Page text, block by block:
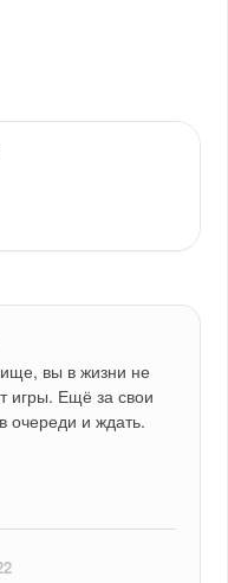
вы в жизни не
игры. Ещё за свои
очереди и ждать.